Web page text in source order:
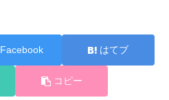
Facebook はてブ
コピー